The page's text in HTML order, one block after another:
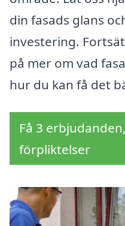
din fasads glans
investering.
på mer om vad
hur du kan få det
Få 3
förpliktelser